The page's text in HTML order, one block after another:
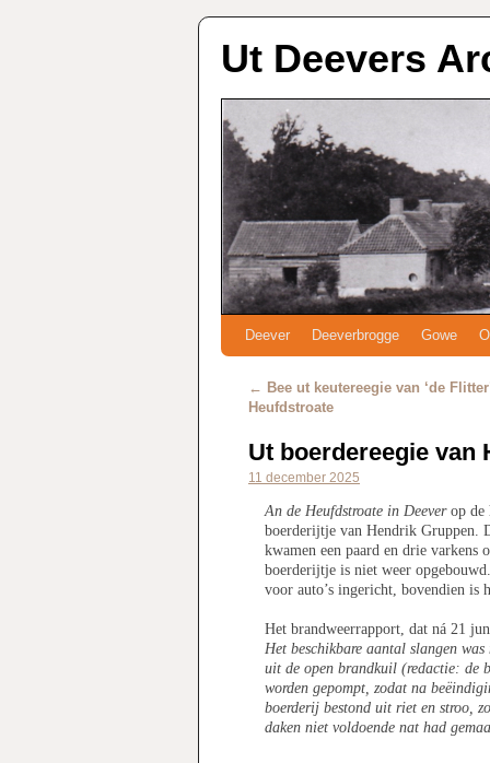
Ut Deevers
Deever Deeverbrogge Gowe
← Bee ut keutereegie van ‘de
Heufdstroate
Ut boerdereegie van
11 december 2025
An de Heufdstroate in Deeverop de
boerderijtje van Hendrik Gruppen.
kwamen een paard en drie
boerderijtje is niet weer
voor auto’s ingericht, bovendien is
Het brandweerrapport, dat ná 21
Het beschikbare aantal slangen
uit de open brandkuil (redactie: de
worden gepompt, zodat na
boerderij bestond uit riet en stroo,
daken niet voldoende nat had